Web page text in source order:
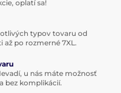
oplatí sa!
typov tovaru od
až po rozmerné 7XL.
u nás máte možnosť
bez komplikácií.